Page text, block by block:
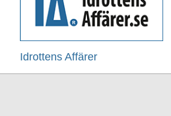
Idrottens Affärer